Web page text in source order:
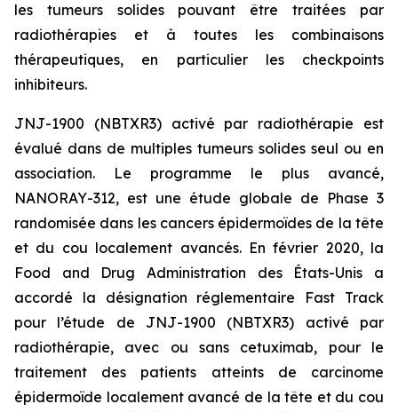
les tumeurs solides pouvant être traitées par
radiothérapies et à toutes les combinaisons
thérapeutiques, en particulier les checkpoints
inhibiteurs.
JNJ-1900 (NBTXR3) activé par radiothérapie est
évalué dans de multiples tumeurs solides seul ou en
association. Le programme le plus avancé,
NANORAY-312, est une étude globale de Phase 3
randomisée dans les cancers épidermoïdes de la tête
et du cou localement avancés. En février 2020, la
Food and Drug Administration des États-Unis a
accordé la désignation réglementaire Fast Track
pour l’étude de JNJ-1900 (NBTXR3) activé par
radiothérapie, avec ou sans cetuximab, pour le
traitement des patients atteints de carcinome
épidermoïde localement avancé de la tête et du cou